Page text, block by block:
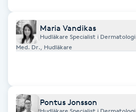
Gruppträning
Hatha Yoga
Maria Vandikas
Hudläkare Specialist i Dermatologi
Med. Dr., Hudläkare
Pontus Jonsson